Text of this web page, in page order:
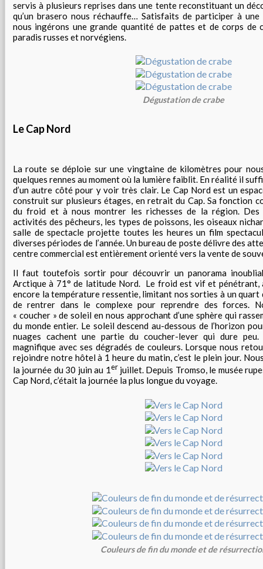
servis à plusieurs reprises dans une tente reconstituant un
qu’un brasero nous réchauffe… Satisfaits de participer à
nous ingérons une grande quantité de pattes et de corps de
paradis russes et norvégiens.
Dégustation de crabe
Le Cap Nord
La route se déploie sur une vingtaine de kilomètres pour
quelques rennes au moment où la lumière faiblit. En réalité il
d’un autre côté pour y voir très clair. Le Cap Nord est un
construit sur plusieurs étages, en retrait du Cap. Sa fonction
du froid et à nous montrer les richesses de la région. Des
activités des pêcheurs, les types de poissons, les oiseaux
salle de spectacle projette toutes les heures un film
diverses périodes de l’année. Un bureau de poste délivre des
centre commercial est entièrement orienté vers la vente de
Il faut toutefois sortir pour découvrir un panorama
Arctique à 71° de latitude Nord. Le froid est vif et pénétrant,
encore la température ressentie, limitant nos sorties à un quart
de rentrer dans le complexe pour reprendre des forces.
« coucher » de soleil en nous approchant d’une sphère qui
du monde entier. Le soleil descend au-dessous de l’horizon
nuages cachent une partie du coucher-lever qui dure
magnifique avec ses dégradés de couleurs. Lorsque nous
rejoindre notre hôtel à 1 heure du matin, c’est le plein jour.
la journée du 30 juin au 1erjuillet. Depuis Tromso, le musée
Cap Nord, c’était la journée la plus longue du voyage.
Couleurs de fin du monde et de